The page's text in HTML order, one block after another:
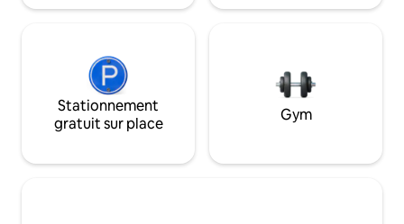
Stationnement
gratuit sur place
Gym